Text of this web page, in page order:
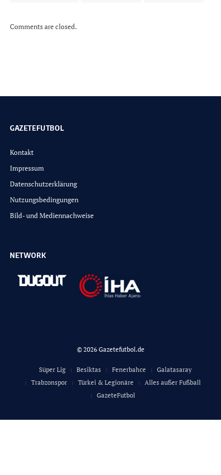
Comments are closed.
GAZETEFUTBOL
Kontakt
Impressum
Datenschutzerklärung
Nutzungsbedingungen
Bild- und Mediennachweise
NETWORK
© 2026 Gazetefutbol.de
Süper Lig Besiktas Fenerbahce
Galatasaray
Trabzonspor
Türkei & Legionäre
Alles außer Fußball
GazeteFutbol